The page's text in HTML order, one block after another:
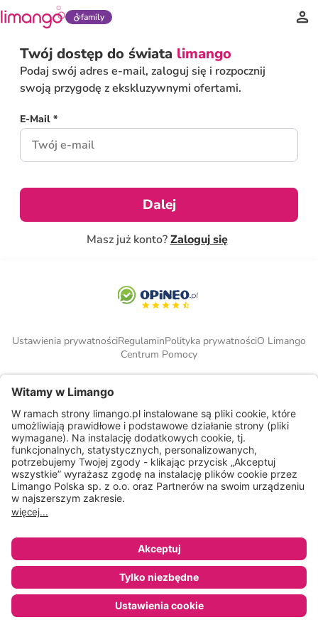
family
Twój dostęp do świata limango
Podaj swój adres e-mail, zaloguj się i rozpocznij
swoją przygodę z ekskluzywnymi ofertami.
E-Mail *
Dalej
Masz już konto?Zaloguj się
Ustawienia prywatnościRegulaminPolityka prywatnościO Limango
Centrum Pomocy